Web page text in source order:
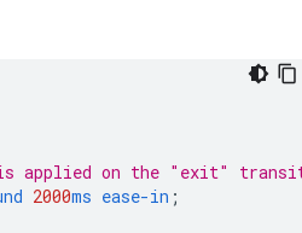
applied on the "exit"
2000ms ease-in ;